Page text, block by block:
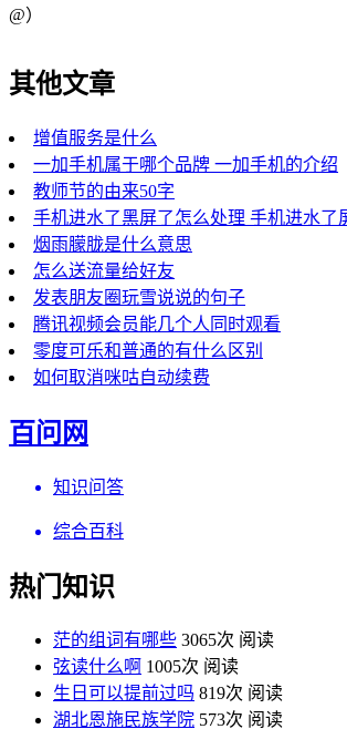
@）
其他文章
增值服务是什么
一加手机属于哪个品牌 一加手机的介绍
教师节的由来50字
手机进水了黑屏了怎么处理 手机进水了
烟雨朦胧是什么意思
怎么送流量给好友
发表朋友圈玩雪说说的句子
腾讯视频会员能几个人同时观看
零度可乐和普通的有什么区别
如何取消咪咕自动续费
百问网
知识问答
综合百科
热门知识
茫的组词有哪些 3065次 阅读
弦读什么啊 1005次 阅读
生日可以提前过吗 819次 阅读
湖北恩施民族学院 573次 阅读